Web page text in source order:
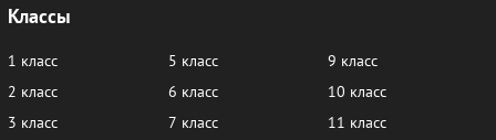
1
Тест 10. Варианты
1
Классы
1 класс
2 класс
3 класс
5 класс
6 класс
7 класс
9 класс
10 класс
11 класс